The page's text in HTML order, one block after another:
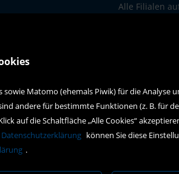
Alle Filialen
Matomo (ehemals Piwik) für die
andere für bestimmte Funktionen (z. B. für
auf die Schaltfläche „Alle Cookies“
können Sie diese
.